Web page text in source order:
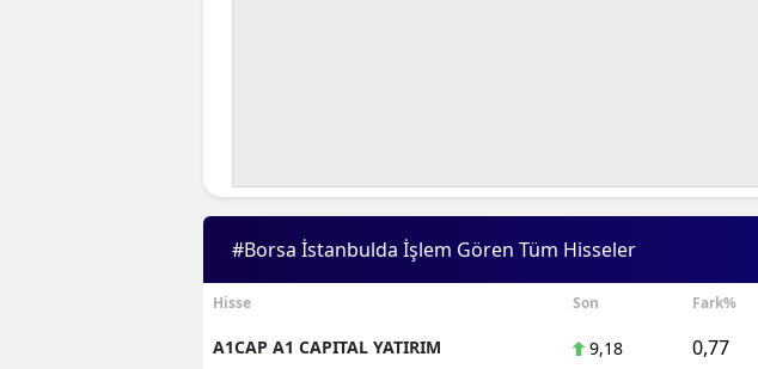
#Borsa İstanbulda İşlem Gören Tüm Hisseler
Hisse Son Fark%
A1CAP A1 CAPITAL YATIRIM 9,18 0,77